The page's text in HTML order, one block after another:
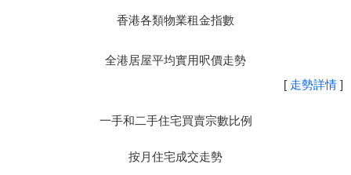
香港各類物業租金指數
全港居屋平均實用呎價走勢
[ 走勢詳情 ]
一手和二手住宅買賣宗數比例
按月住宅成交走勢